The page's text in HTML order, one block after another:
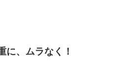
に、ムラなく！